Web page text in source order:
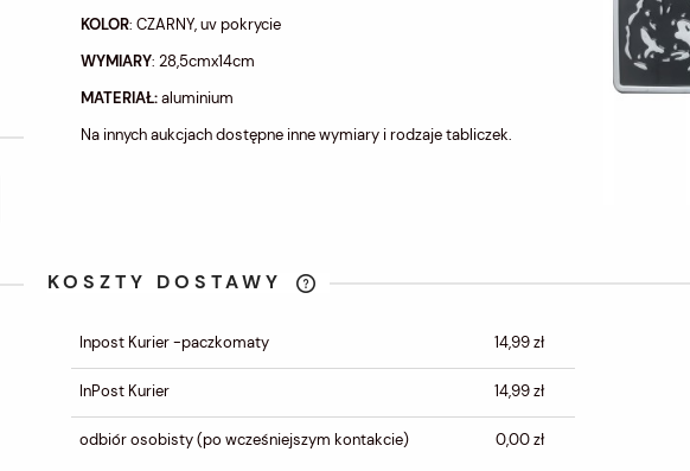
KOLOR: CZARNY, uv pokrycie
WYMIARY: 28,5cmx14cm
MATERIAŁ:aluminium
Na innych aukcjach dostępne inne wymiary i rodzaje tabliczek.
KOSZTY DOSTAWY
CENA NIE ZAWIERA
Inpost Kurier -paczkomaty 14,99 zł
InPost Kurier 14,99 zł
odbiór osobisty(po wcześniejszym kontakcie) 0,00 zł